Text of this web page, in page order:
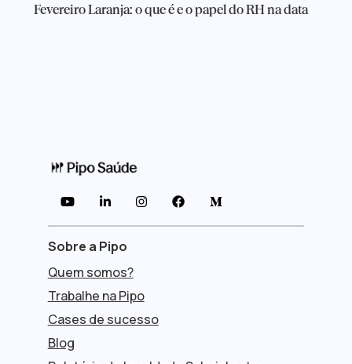
Fevereiro Laranja: o que é e o papel do RH na data
    
Sobre a Pipo
Quem somos?
Trabalhe na Pipo
Cases de sucesso
Blog